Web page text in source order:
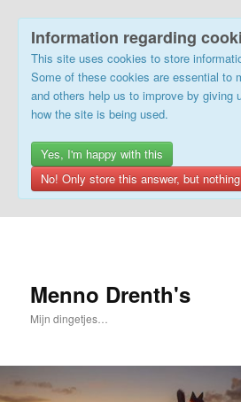
Information regarding
This site uses cookies to store
Some of these cookies are essential to
and others help us to improve by giving
how the site is being used.
Yes, I'm happy with this
No! Only store this answer, but
Menno Drenth's
Mijn dingetjes…